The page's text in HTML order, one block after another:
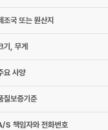
조국 또는 원산지
기, 무게
요 사양
질보증기준
S 책임자와 전화번호